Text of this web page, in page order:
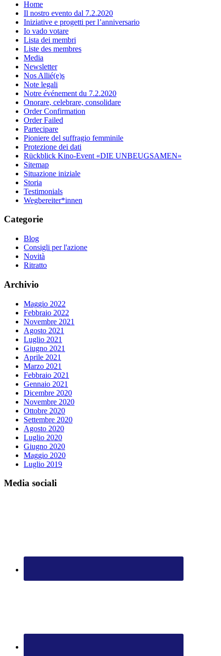
Home
Il nostro evento dal 7.2.2020
Iniziative e progetti per l’anniversario
Io vado votare
Lista dei membri
Liste des membres
Media
Newsletter
Nos Allié(e)s
Note legali
Notre événement du 7.2.2020
Onorare, celebrare, consolidare
Order Confirmation
Order Failed
Partecipare
Pioniere del suffragio femminile
Protezione dei dati
Rückblick Kino-Event «DIE UNBEUGSAMEN»
Sitemap
Situazione iniziale
Storia
Testimonials
Wegbereiter*innen
Categorie
Blog
Consigli per l'azione
Novità
Ritratto
Archivio
Maggio 2022
Febbraio 2022
Novembre 2021
Agosto 2021
Luglio 2021
Giugno 2021
Aprile 2021
Marzo 2021
Febbraio 2021
Gennaio 2021
Dicembre 2020
Novembre 2020
Ottobre 2020
Settembre 2020
Agosto 2020
Luglio 2020
Giugno 2020
Maggio 2020
Luglio 2019
Media sociali